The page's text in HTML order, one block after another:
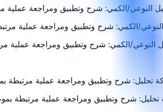
النوعي/الكمي: شرح وتطبيق ومراجعة عملية
الكمي: شرح وتطبيق ومراجعة عملية
النوعي/الكمي: شرح وتطبيق ومراجعة عملية
تحليل: شرح وتطبيق ومراجعة عملية مرتبطة
شرح وتطبيق ومراجعة عملية مرتبطة